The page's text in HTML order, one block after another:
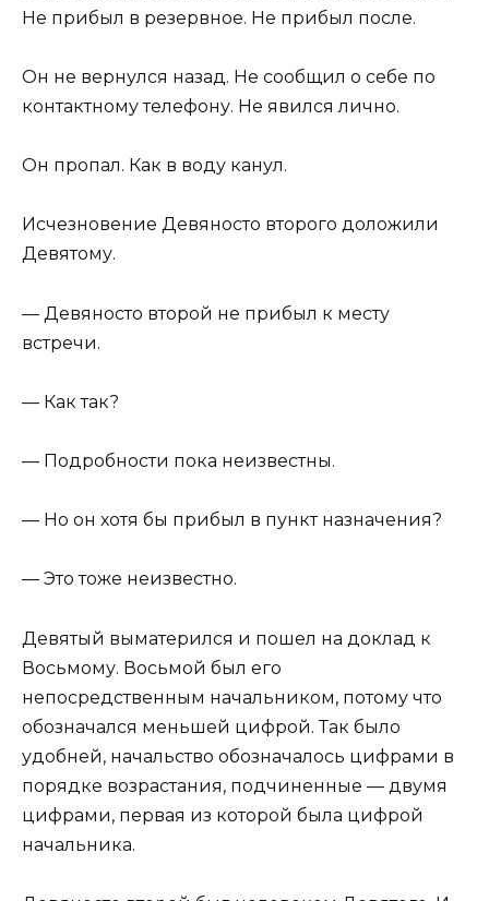
Не прибыл в резервное. Не прибыл после.
Он не вернулся назад. Не сообщил о себе по
контактному телефону. Не явился лично.
Он пропал. Как в воду канул.
Исчезновение Девяносто второго доложили
Девятому.
— Девяносто второй не прибыл к месту
встречи.
— Как так?
— Подробности пока неизвестны.
— Но он хотя бы прибыл в пункт назначения?
— Это тоже неизвестно.
Девятый выматерился и пошел на доклад к
Восьмому. Восьмой был его
непосредственным начальником, потому что
обозначался меньшей цифрой. Так было
удобней, начальство обозначалось цифрами в
порядке возрастания, подчиненные — двумя
цифрами, первая из которой была цифрой
начальника.